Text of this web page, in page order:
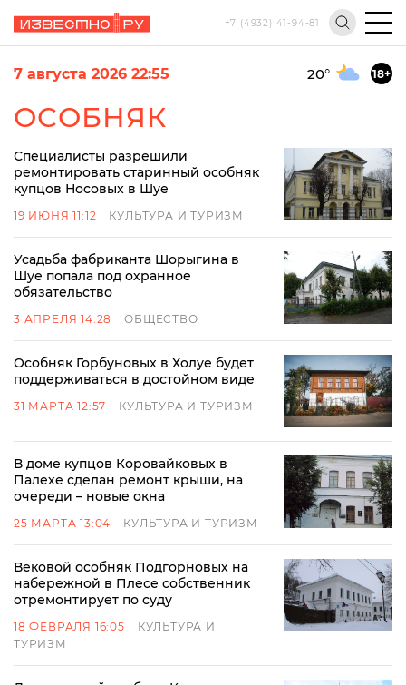
+7 (4932) 41-94-81
7 августа 2026 22:55 20° 18+
ОСОБНЯК
Специалисты разрешили
ремонтировать старинный особняк
купцов Носовых в Шуе
19 ИЮНЯ 11:12 КУЛЬТУРА И ТУРИЗМ
Усадьба фабриканта Шорыгина в
Шуе попала под охранное
обязательство
3 АПРЕЛЯ 14:28 ОБЩЕСТВО
Особняк Горбуновых в Холуе будет
поддерживаться в достойном виде
31 МАРТА 12:57 КУЛЬТУРА И ТУРИЗМ
В доме купцов Коровайковых в
Палехе сделан ремонт крыши, на
очереди – новые окна
25 МАРТА 13:04 КУЛЬТУРА И ТУРИЗМ
Вековой особняк Подгорновых на
набережной в Плесе собственник
отремонтирует по суду
18 ФЕВРАЛЯ 16:05
КУЛЬТУРА И
ТУРИЗМ